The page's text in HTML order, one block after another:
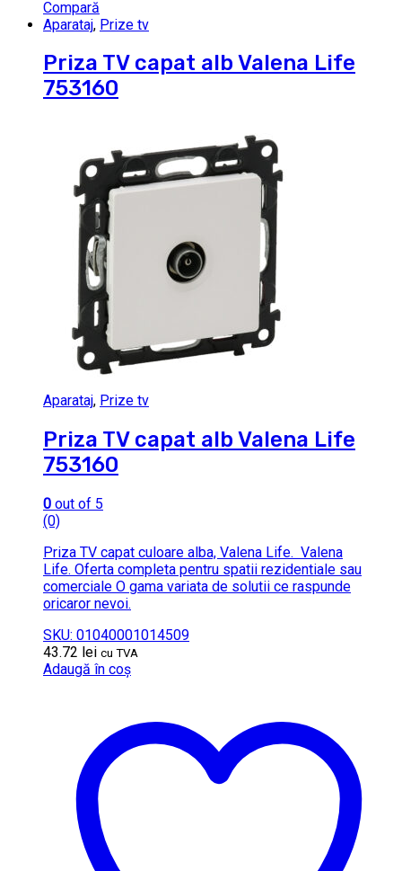
Compară
Aparataj, Prize tv
Priza TV capat alb Valena Life
753160
Aparataj, Prize tv
Priza TV capat alb Valena Life
753160
0 out of 5
(0)
Priza TV capat culoare alba, Valena Life. Valena
Life. Oferta completa pentru spatii rezidentiale sau
comerciale O gama variata de solutii ce raspunde
oricaror nevoi.
SKU: 01040001014509
43.72 lei cu TVA
Adaugă în coș